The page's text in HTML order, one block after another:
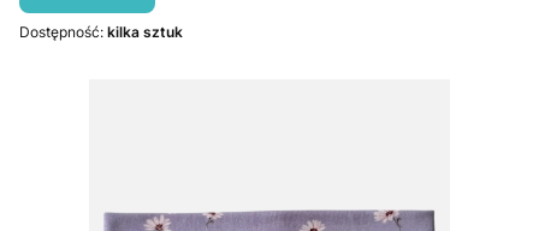
Dostępność: kilka sztuk